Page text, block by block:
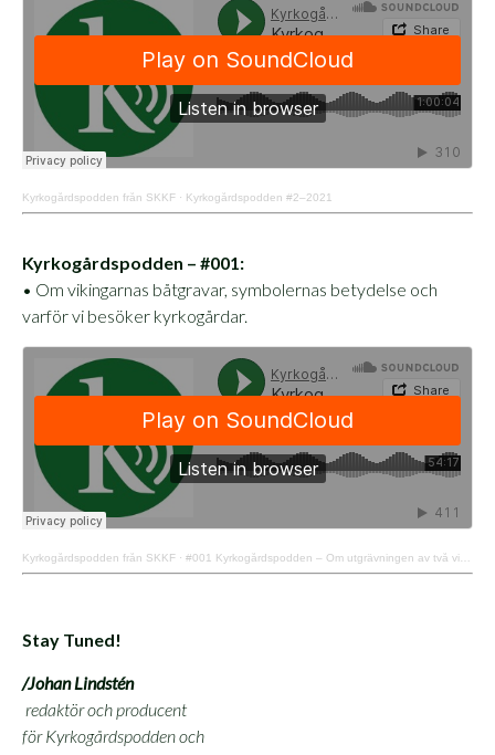
Kyrkogårdspodden från SKKF · Kyrkogårdspodden #2–2021
Kyrkogårdspodden – #001:
• Om vikingarnas båtgravar, symbolernas betydelse och
varför vi besöker kyrkogårdar.
Kyrkogårdspodden från SKKF · #001 Kyrkogårdspodden – Om utgrävningen av två vikingatida båtgravar och symboler på kyrkogården.
Stay Tuned!
/Johan Lindstén
redaktör och producent
för Kyrkogårdspodden och